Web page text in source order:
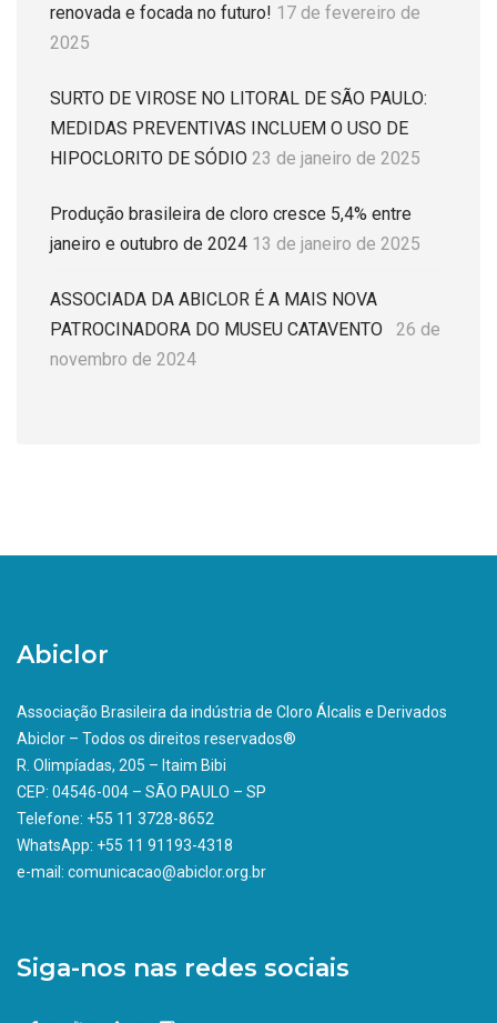
renovada e focada no futuro! 17 de fevereiro de
2025
SURTO DE VIROSE NO LITORAL DE SÃO PAULO:
MEDIDAS PREVENTIVAS INCLUEM O USO DE
HIPOCLORITO DE SÓDIO 23 de janeiro de 2025
Produção brasileira de cloro cresce 5,4% entre
janeiro e outubro de 2024 13 de janeiro de 2025
ASSOCIADA DA ABICLOR É A MAIS NOVA
PATROCINADORA DO MUSEU CATAVENTO
26 de
novembro de 2024
Abiclor
Associação Brasileira da indústria de Cloro Álcalis e Derivados
Abiclor – Todos os direitos reservados®
R. Olimpíadas, 205 – Itaim Bibi
CEP: 04546-004 – SÃO PAULO – SP
Telefone: +55 11 3728-8652
WhatsApp: +55 11 91193-4318
e-mail: comunicacao@abiclor.org.br
Siga-nos nas redes sociais